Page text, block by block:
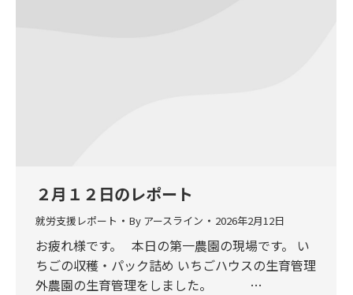
２月１２日のレポート
就労支援レポート By アースライン 2026年2月12日
お疲れ様です。 本日の第一農園の現場です。 い
ちごの収穫・パック詰め いちごハウスの生育管理
外農園の生育管理をしました。 …